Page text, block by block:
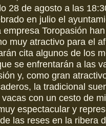
28 de agosto a las
en julio el
Toropasión
muy atractivo para el
cita algunos de los
se enfrentarán a las
y, como gran
la tradicional
con un cesto de
espectacular y
las reses en la ribera